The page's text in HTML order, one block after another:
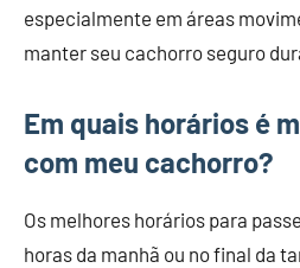
especialmente em áreas
manter seu cachorro seguro
Em quais horários é
com meu cachorro?
Os melhores horários para
horas da manhã ou no final da